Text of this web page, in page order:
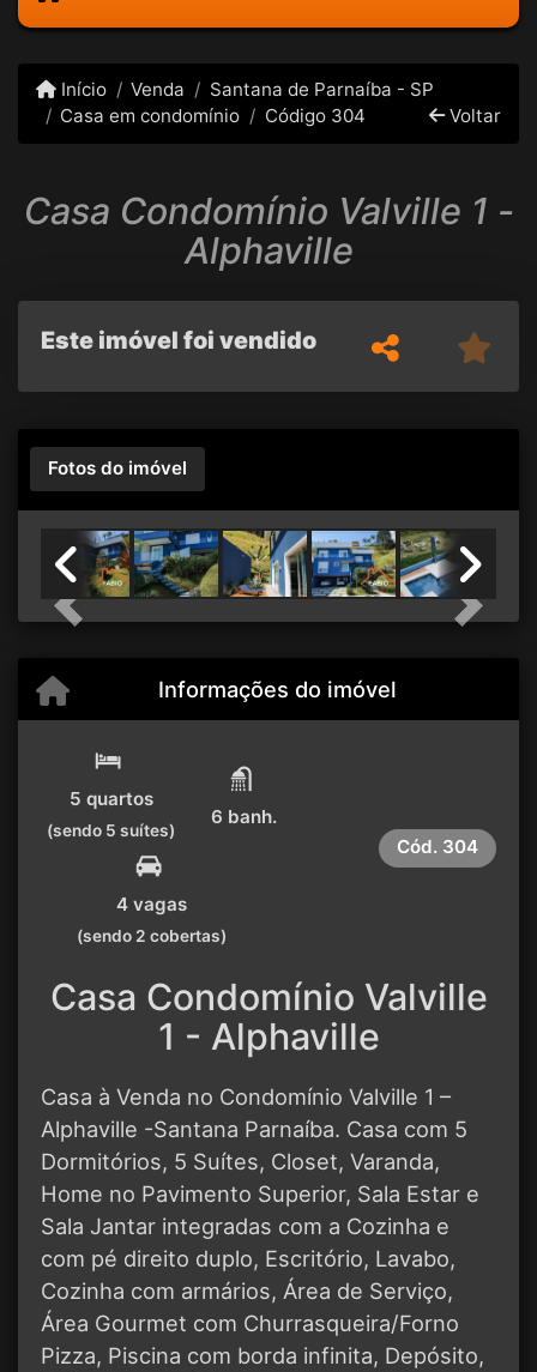
Início Venda
Santana de Parnaíba - SP
Casa em condomínio
Código 304 Voltar
Casa Condomínio Valville 1 -
Alphaville
Este imóvel foi vendido
Fotos do imóvel
Previous Next
Informações do imóvel
5 quartos
(sendo 5 suítes)
6 banh.
4 vagas
(sendo 2 cobertas)
Cód. 304
Casa Condomínio Valville
1 - Alphaville
Casa à Venda no Condomínio Valville 1 –
Alphaville -Santana Parnaíba. Casa com 5
Dormitórios, 5 Suítes, Closet, Varanda,
Home no Pavimento Superior, Sala Estar e
Sala Jantar integradas com a Cozinha e
com pé direito duplo, Escritório, Lavabo,
Cozinha com armários, Área de Serviço,
Área Gourmet com Churrasqueira/Forno
Pizza, Piscina com borda infinita, Depósito,